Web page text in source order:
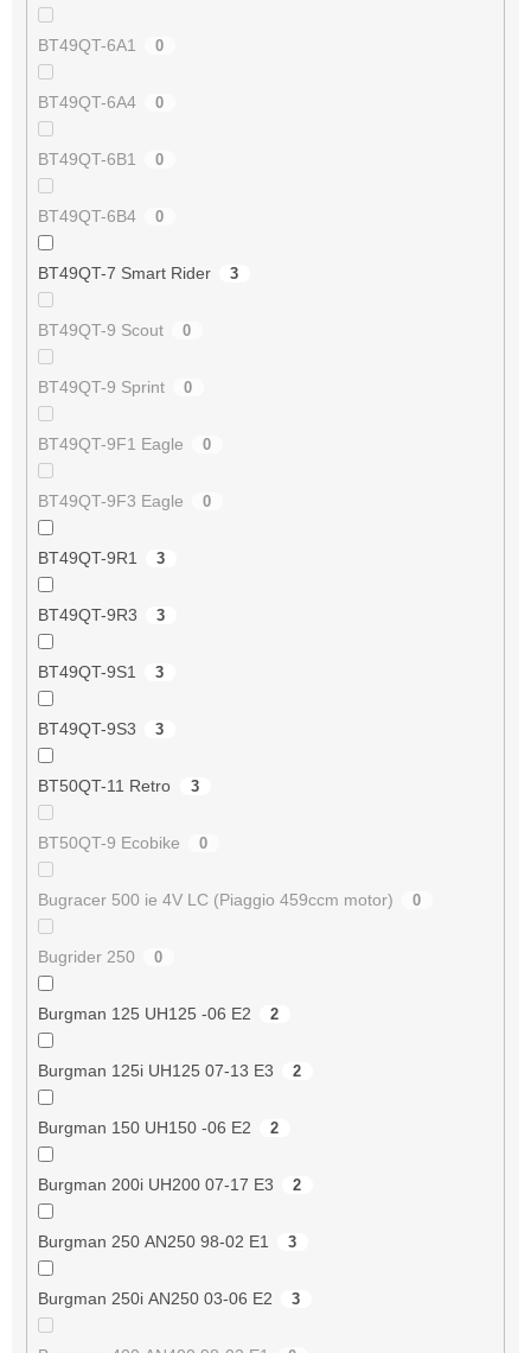
BT49QT-6A1 0
BT49QT-6A4 0
BT49QT-6B1 0
BT49QT-6B4 0
BT49QT-7 Smart Rider 3
BT49QT-9 Scout 0
BT49QT-9 Sprint 0
BT49QT-9F1 Eagle 0
BT49QT-9F3 Eagle 0
BT49QT-9R1 3
BT49QT-9R3 3
BT49QT-9S1 3
BT49QT-9S3 3
BT50QT-11 Retro 3
BT50QT-9 Ecobike 0
Bugracer 500 ie 4V LC (Piaggio 459ccm motor) 0
Bugrider 250 0
Burgman 125 UH125 -06 E2 2
Burgman 125i UH125 07-13 E3 2
Burgman 150 UH150 -06 E2 2
Burgman 200i UH200 07-17 E3 2
Burgman 250 AN250 98-02 E1 3
Burgman 250i AN250 03-06 E2 3